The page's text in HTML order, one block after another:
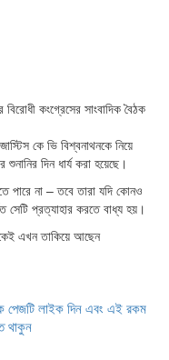
কংগ্রেসের সাংবাদিক বৈঠক
কে ভি বিশ্বনাথনকে নিয়ে
দিন ধার্য করা হয়েছে।
পারে না – তবে তারা যদি কোনও
সেটি প্রত্যাহার করতে বাধ্য হয়।
এখন তাকিয়ে আছেন
পেজটি লাইক দিন এবং এই রকম
থাকুন